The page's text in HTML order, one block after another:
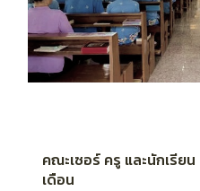
คณะเซอร์ ครู และนักเรี
เดือน